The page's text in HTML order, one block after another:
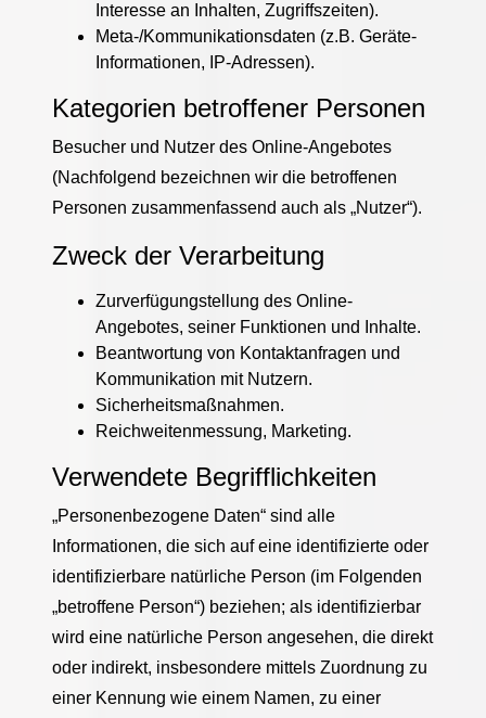
Interesse an Inhalten, Zugriffszeiten).
Meta-/Kommunikationsdaten (z.B. Geräte-
Informationen, IP-Adressen).
Kategorien betroffener Personen
Besucher und Nutzer des Online-Angebotes
(Nachfolgend bezeichnen wir die betroffenen
Personen zusammenfassend auch als „Nutzer“).
Zweck der Verarbeitung
Zurverfügungstellung des Online-
Angebotes, seiner Funktionen und Inhalte.
Beantwortung von Kontaktanfragen und
Kommunikation mit Nutzern.
Sicherheitsmaßnahmen.
Reichweitenmessung, Marketing.
Verwendete Begrifflichkeiten
„Personenbezogene Daten“ sind alle
Informationen, die sich auf eine identifizierte oder
identifizierbare natürliche Person (im Folgenden
„betroffene Person“) beziehen; als identifizierbar
wird eine natürliche Person angesehen, die direkt
oder indirekt, insbesondere mittels Zuordnung zu
einer Kennung wie einem Namen, zu einer